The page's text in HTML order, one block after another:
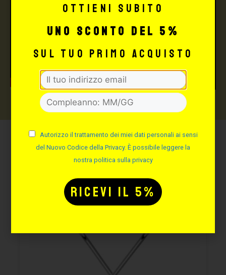
Potrebbe interessarti
anche:
Ottieni subito
uno sconto del 5%
sul tuo primo acquisto
Autorizzo il trattamento dei miei dati personali ai sensi
del Nuovo Codice della Privacy. È possibile leggere la
nostra politica sulla privacy